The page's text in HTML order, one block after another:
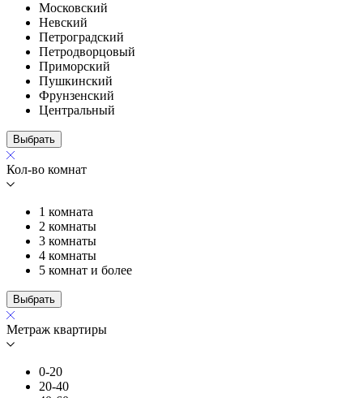
Московский
Невский
Петроградский
Петродворцовый
Приморский
Пушкинский
Фрунзенский
Центральный
Выбрать
Кол-во комнат
1 комната
2 комнаты
3 комнаты
4 комнаты
5 комнат и более
Выбрать
Метраж квартиры
0-20
20-40